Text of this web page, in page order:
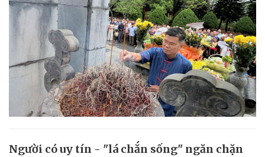
Người có uy tín - "lá chắn sống" ngăn chặn